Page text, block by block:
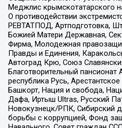
Меджлис крымскотатарского
О противодействии
РЕВТАТПОД, Артподготовка,
Божией Матери Державная,
Фирма, Молодежная
Правды и Единения,
Автоград Крю, Союз
Благотворительный пансионат
республика Русь,
Башкорт, Нация и свобода,
Дафа, Иртыш Ultras, Русский
Новокузнецк/РПК, Сибирский
борьбы с коррупцией, Фонд